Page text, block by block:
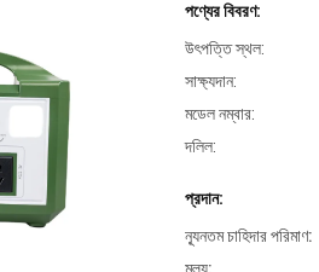
পণ্যের বিবরণ:
উৎপত্তি স্থল:
সাক্ষ্যদান:
মডেল নম্বার:
দলিল:
প্রদান:
ন্যূনতম চাহিদার পরিমাণ: